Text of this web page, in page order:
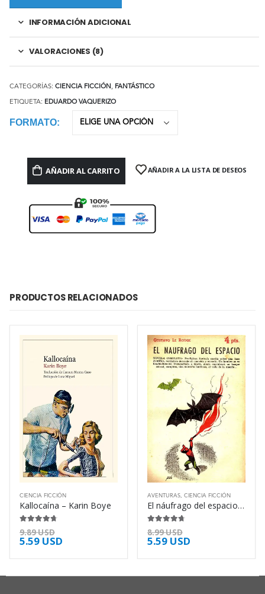
INFORMACIÓN ADICIONAL
VALORACIONES (8)
CATEGORÍAS: CIENCIA FICCIÓN , FANTÁSTICO
ETIQUETA: EDUARDO VAQUERIZO
FORMATO
AÑADIR AL CARRITO AÑADIR A LA LISTA DE DESEOS
PRODUCTOS RELACIONADOS
CIENCIA FICCIÓN
Kallocaína – Karin Boye
9.89USD
5.59 USD
AVENTURAS, CIENCIA FICCIÓN
El náufrago del espacio – Gustave Le Rouge
8.99USD
5.59 USD